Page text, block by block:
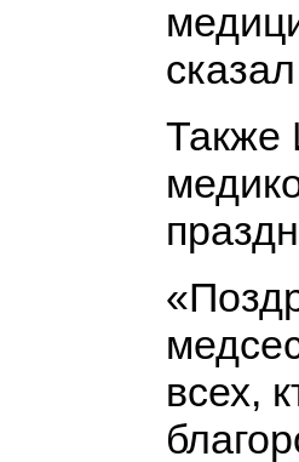
Также
всех,